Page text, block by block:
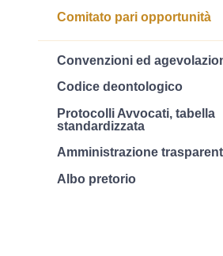
Comitato pari opportunità
Convenzioni ed
Codice deontologico
Protocolli Avvocati, tabella
standardizzata
Amministrazione
Albo pretorio